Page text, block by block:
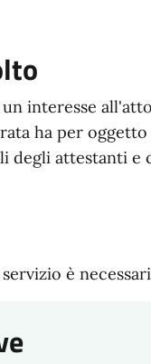
interesse
ha per
degli attestanti
è